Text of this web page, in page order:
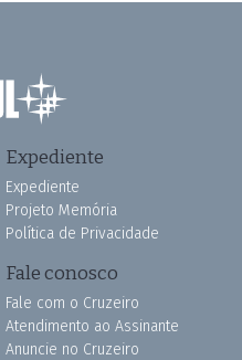
Expediente
Expediente
Projeto Memória
Política de Privacidade
Fale conosco
Fale com o Cruzeiro
Atendimento ao Assinante
Anuncie no Cruzeiro